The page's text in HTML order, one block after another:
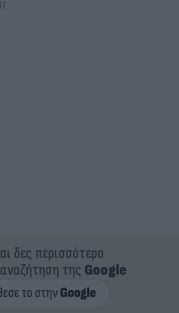
δες περισσότερο
της Google